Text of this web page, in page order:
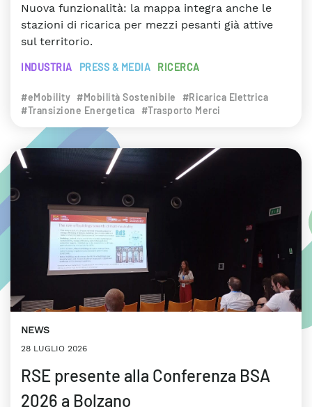
Nuova funzionalità: la mappa integra anche le
stazioni di ricarica per mezzi pesanti già attive
sul territorio.
INDUSTRIA PRESS & MEDIA RICERCA
#eMobility #Mobilità Sostenibile
#Ricarica Elettrica
#Transizione Energetica
#Trasporto Merci
NEWS
28 LUGLIO 2026
RSE presente alla Conferenza BSA
2026 a Bolzano